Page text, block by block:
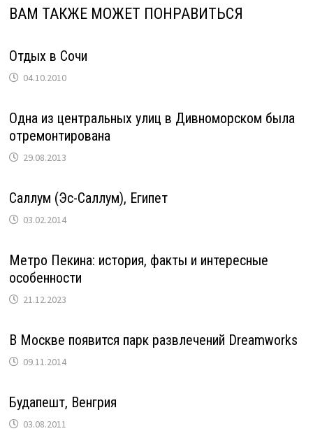
ВАМ ТАКЖЕ МОЖЕТ ПОНРАВИТЬСЯ
Отдых в Сочи
04.10.2010
Одна из центральных улиц в Дивноморском была
отремонтирована
29.08.2013
Саллум (Эс-Саллум), Египет
03.02.2014
Метро Пекина: история, факты и интересные
особенности
21.12.2023
В Москве появится парк развлечений Dreamworks
09.11.2014
Будапешт, Венгрия
03.08.2011